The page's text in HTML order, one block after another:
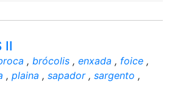
II
, brócolis , enxada , foice ,
, plaina , sapador, sargento ,